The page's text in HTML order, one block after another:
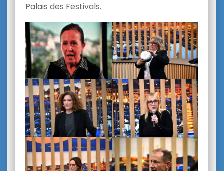
Palais des Festivals.